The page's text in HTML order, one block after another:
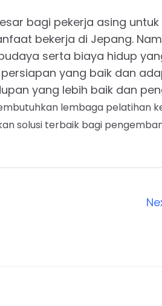
bagi pekerja asing untuk
bekerja di Jepang.
serta biaya hidup
yang baik dan
yang lebih baik dan
lembaga pelatihan
solusi terbaik bagi